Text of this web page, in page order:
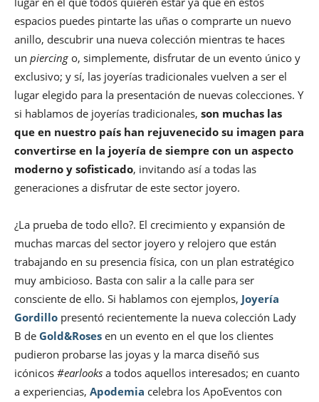
espacios puedes pintarte las uñas o comprarte un nuevo
anillo, descubrir una nueva colección mientras te haces
un piercing o, simplemente, disfrutar de un evento único y
exclusivo; y sí, las joyerías tradicionales vuelven a ser el
lugar elegido para la presentación de nuevas colecciones. Y
si hablamos de joyerías tradicionales, son muchas las
que en nuestro país han rejuvenecido su imagen para
convertirse en la joyería de siempre con un aspecto
moderno y sofisticado, invitando así a todas las
generaciones a disfrutar de este sector joyero.
¿La prueba de todo ello?. El crecimiento y expansión de
muchas marcas del sector joyero y relojero que están
trabajando en su presencia física, con un plan estratégico
muy ambicioso. Basta con salir a la calle para ser
consciente de ello. Si hablamos con ejemplos, Joyería
Gordillo presentó recientemente la nueva colección Lady
B de Gold&Roses en un evento en el que los clientes
pudieron probarse las joyas y la marca diseñó sus
icónicos #earlooks a todos aquellos interesados; en cuanto
a experiencias, Apodemia celebra los ApoEventos con